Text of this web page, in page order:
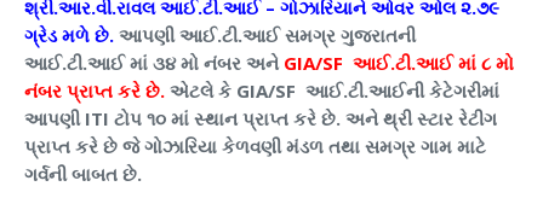
શ્રી.આર.વી.રાવલ આઈ.ટી.આઈ – ગોઝારિયાને ઓવર ઓલ ૨.૭૯
ગ્રેડ મળે છે. આપણી આઈ.ટી.આઈ સમગ્ર ગુજરાતની
આઈ.ટી.આઈ માં ૩૪ મો નંબર અને GIA/SF આઈ.ટી.આઈ માં ૮ મો
નંબર પ્રાપ્ત કરે છે. એટલે કે GIA/SF આઈ.ટી.આઈની કેટેગરીમાં
આપણી ITI ટોપ ૧૦ માં સ્થાન પ્રાપ્ત કરે છે. અને થ્રી સ્ટાર રેટીગ
પ્રાપ્ત કરે છે જે ગોઝારિયા કેળવણી મંડળ તથા સમગ્ર ગામ માટે
ગર્વની બાબત છે.